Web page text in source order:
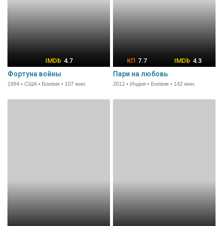
4.7
Фортуна войны
1994 • США • Боевик • 107 мин.
7.7 4.3
Пари на любовь
2012 • Индия • Боевик • 142 мин.